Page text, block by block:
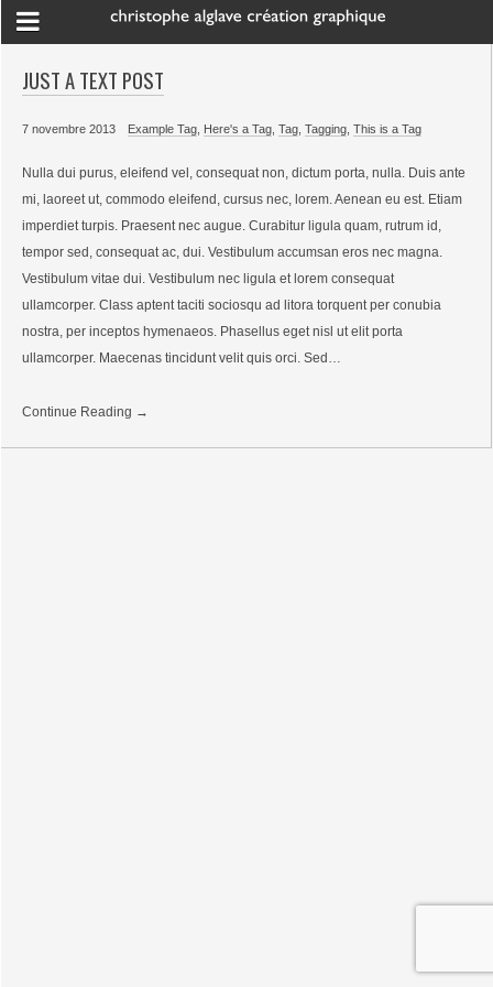
JUST A TEXT POST
7 novembre 2013 Example Tag Here's a Tag Tag Tagging This is a Tag
Nulla dui purus, eleifend vel, consequat non, dictum porta, nulla. Duis ante
mi, laoreet ut, commodo eleifend, cursus nec, lorem. Aenean eu est. Etiam
imperdiet turpis. Praesent nec augue. Curabitur ligula quam, rutrum id,
tempor sed, consequat ac, dui. Vestibulum accumsan eros nec magna.
Vestibulum vitae dui. Vestibulum nec ligula et lorem consequat
ullamcorper. Class aptent taciti sociosqu ad litora torquent per conubia
nostra, per inceptos hymenaeos. Phasellus eget nisl ut elit porta
ullamcorper. Maecenas tincidunt velit quis orci. Sed…
Continue Reading →